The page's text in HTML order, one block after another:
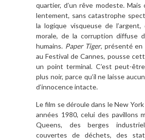
quartier, d’un rêve modeste. Mais
lentement, sans catastrophe
la logique visqueuse de
morale, de la corruption diffuse
humains. Paper Tiger, présenté en
au Festival de Cannes, pousse
un point terminal. C’est peut-
plus noir, parce qu’il ne laisse
d’innocence intacte.
Le film se déroule dans le New
années 1980, celui des pavillons
Queens, des berges
couvertes de déchets, des